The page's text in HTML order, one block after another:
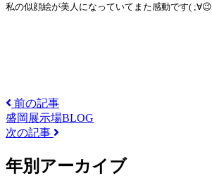
私の似顔絵が美人になっていてまた感動です( ;∀😉
前の記事
盛岡展示場BLOG
次の記事
年別アーカイブ